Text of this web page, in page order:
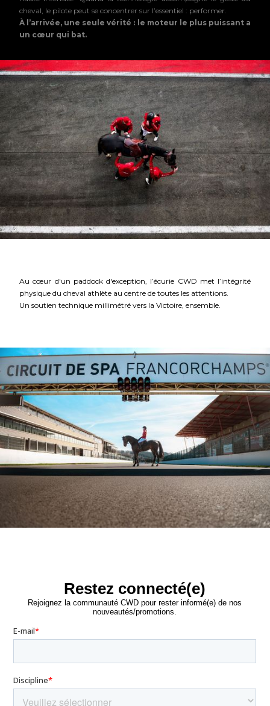
cheval, le pilote peut se concentrer sur l’essentiel : performer.
À l’arrivée, une seule vérité : le moteur le plus puissant a
un cœur qui bat.
Au cœur d'un paddock d'exception, l’écurie CWD met l’intégrité
physique du cheval athlète au centre de toutes les attentions.
Un soutien technique millimétré vers la Victoire, ensemble.